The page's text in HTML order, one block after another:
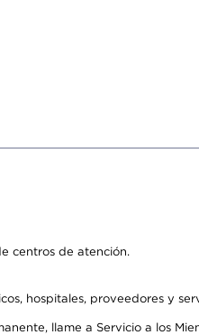
centros de atención.
hospitales, proveedores y
llame a Servicio a los